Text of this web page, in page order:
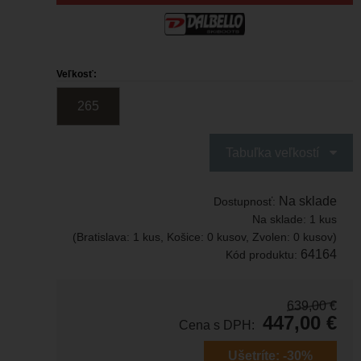
Veľkosť:
265
Dostupnosť: Na sklade
Na sklade: 1 kus
(Bratislava: 1 kus, Košice: 0 kusov, Zvolen: 0 kusov)
Kód produktu: 64164
639,00 €
Cena s DPH:
447,00 €
Ušetríte: -30%